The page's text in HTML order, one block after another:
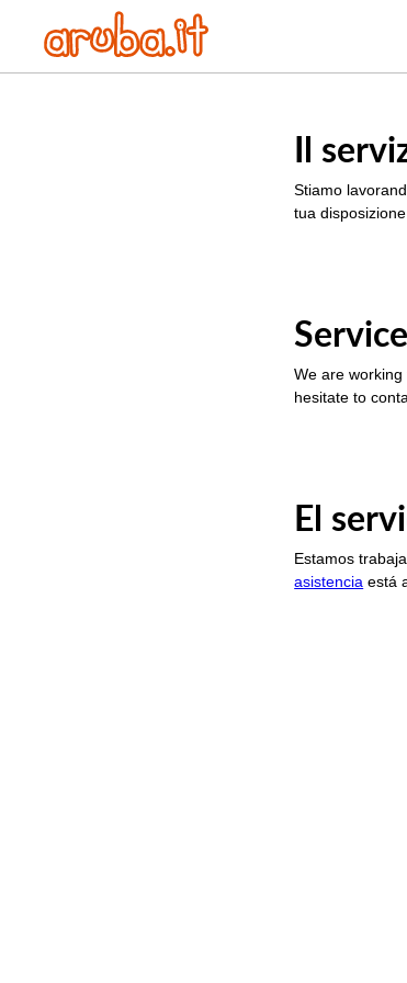
Il
Stiamo
tua
We are
hesitate to
El
Estamos
asistencia está